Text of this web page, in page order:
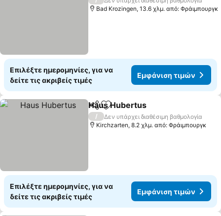
Bad Krozingen, 13.6 χλμ. από: Φράιμπουργκ
Επιλέξτε ημερομηνίες, για να
δείτε τις ακριβείς τιμές
Εμφάνιση τιμών
Κοινοποίηση
Προσθήκη στα αγαπημένα
Haus Hubertus
/
Δεν υπάρχει διαθέσιμη βαθμολογία
Kirchzarten, 8.2 χλμ. από: Φράιμπουργκ
Επιλέξτε ημερομηνίες, για να
δείτε τις ακριβείς τιμές
Εμφάνιση τιμών